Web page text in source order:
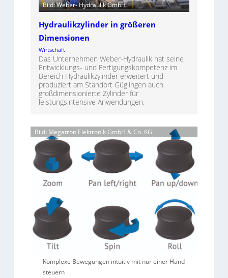
Bild: Weber- Hydraulik GmbH
Hydraulikzylinder in größeren
Dimensionen
Wirtschaft
Das Unternehmen Weber-Hydraulik hat seine
Entwicklungs- und Fertigungskompetenz im
Bereich Hydraulikzylinder erweitert und
produziert am Standort Güglingen auch
großdimensionierte Zylinder für
leistungsintensive Anwendungen.
Bild: Megatron Elektronik GmbH & Co. KG
Komplexe Bewegungen intuitiv mit nur einer Hand
steuern